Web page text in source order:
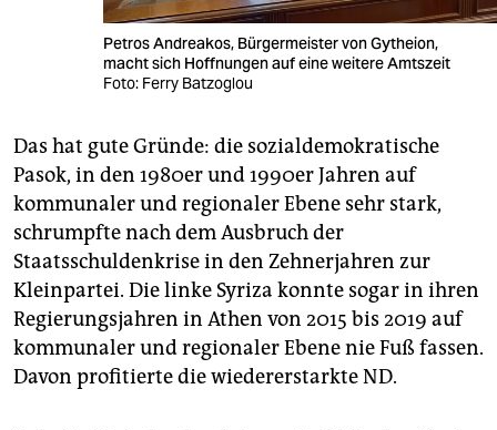
Petros Andreakos, Bürgermeister von Gytheion,
macht sich Hoffnungen auf eine weitere Amtszeit
Foto: Ferry Batzoglou
Das hat gute Gründe: die sozialdemokratische
Pasok, in den 1980er und 1990er Jahren auf
kommunaler und regionaler Ebene sehr stark,
schrumpfte nach dem Ausbruch der
Staatsschuldenkrise in den Zehnerjahren zur
Kleinpartei. Die linke Syriza konnte sogar in ihren
Regierungsjahren in Athen von 2015 bis 2019 auf
kommunaler und regionaler Ebene nie Fuß fassen.
Davon profitierte die wiedererstarkte ND.